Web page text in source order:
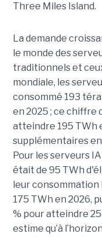
Three Miles Island.
La demande
le monde des
traditionnels et
mondiale, les
consommé 193
en 2025 ; ce chiffre
atteindre 195 TWh
supplémentaires
Pour les serveurs
était de 95 TWh
leur
175 TWh en 2026,
% pour atteindre
estime qu’à